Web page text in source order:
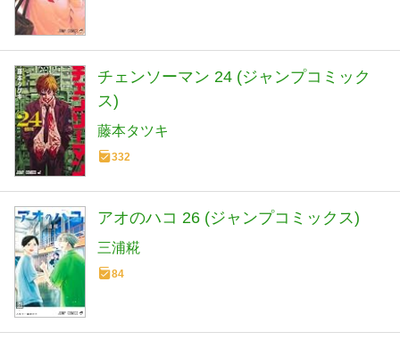
チェンソーマン 24 (ジャンプコミック
ス)
藤本タツキ
332
アオのハコ 26 (ジャンプコミックス)
三浦糀
84